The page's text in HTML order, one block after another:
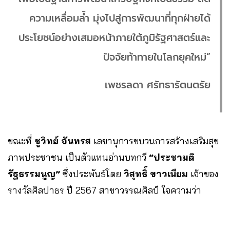
ความเหลื่อมล้ำ มุ่งไปสู่การพัฒนาที่ทุกฝ่ายได้
ประโยชน์อย่างเสมอหน้าภายใต้ภูมิรัฐศาสตร์และ
ปัจจัยท้าทายในโลกยุคใหม่”
เพชรลดา ศรัทธารัตนตรัย
ขณะที่ ชูวิทย์ จันทรส เลขานุการขบวนการสร้างเสริมสุข
ภาพประชาชน เป็นตัวแทนอ่านบทกวี “ประชามติ
รัฐธรรมนูญ” ซึ่งประพันธ์โดย วิสุทธิ์ ขาวเนียม เจ้าของ
รางวัลศิลปาธร ปี 2567 สาขาวรรณศิลป์ ใจความว่า